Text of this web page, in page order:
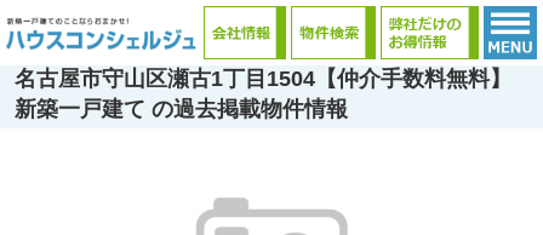
名古屋市守山区瀬古1丁目1504【仲介手数料無料】
新築一戸建て の過去掲載物件情報